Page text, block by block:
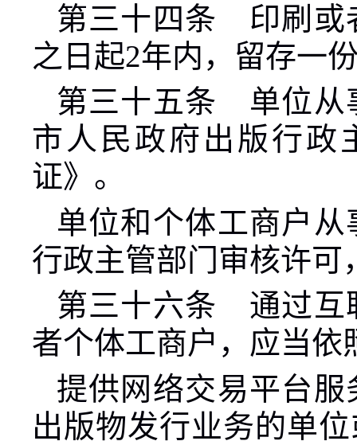
第三十四条 印刷或
之日起2年内，留存一
第三十五条 单位从
市人民政府出版行政
证》。
单位和个体工商户
行政主管部门审核许可
第三十六条 通过互
者个体工商户，应当依
提供网络交易平台
出版物发行业务的单